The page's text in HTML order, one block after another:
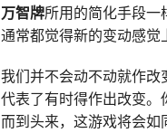
万智牌所用的简化手段
通常都觉得新的变动感觉
我们并不会动不动就作
代表了有时得作出改变。
而到头来，这游戏将会如